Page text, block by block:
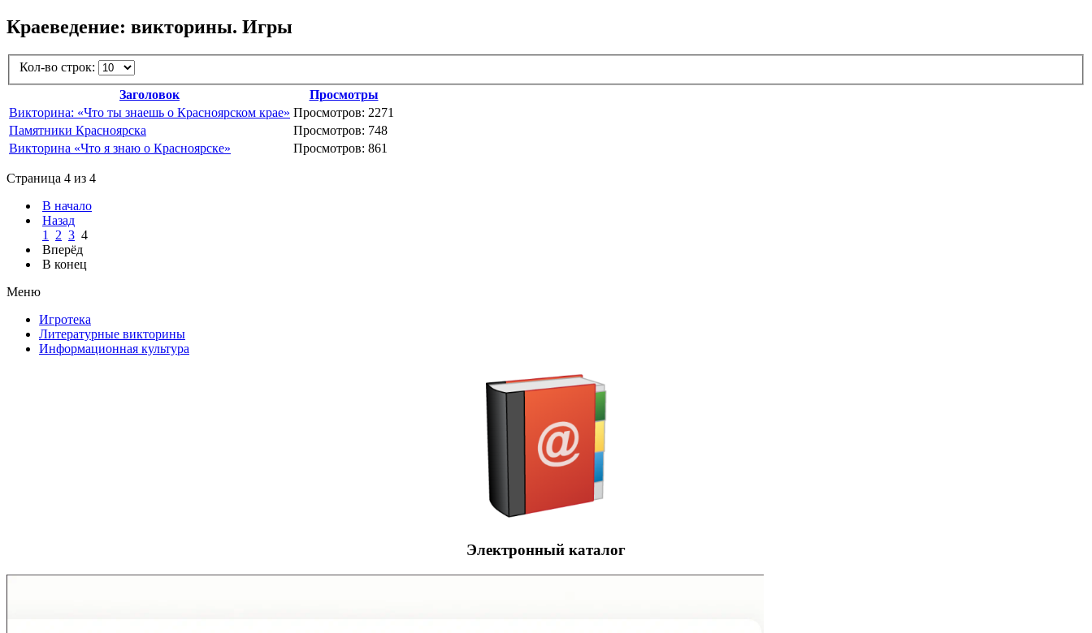
Краеведение: викторины. Игры
Кол-во строк:
Заголовок
Просмотры
Викторина: «Что ты знаешь о Красноярском крае» Просмотров: 2271
Памятники Красноярска
Просмотров: 748
Викторина «Что я знаю о Красноярске»
Просмотров: 861
Страница 4 из 4
В начало
Назад
1 2 3 4
Вперёд
В конец
Меню
Игротека
Литературные викторины
Информационная культура
Электронный каталог